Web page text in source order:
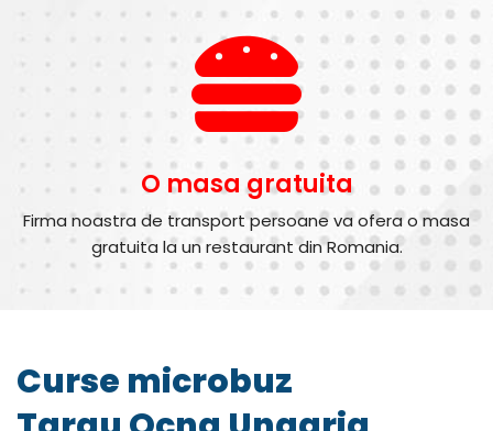
O masa gratuita
Firma noastra de transport persoane va ofera o masa
gratuita la un restaurant din Romania.
Curse microbuz